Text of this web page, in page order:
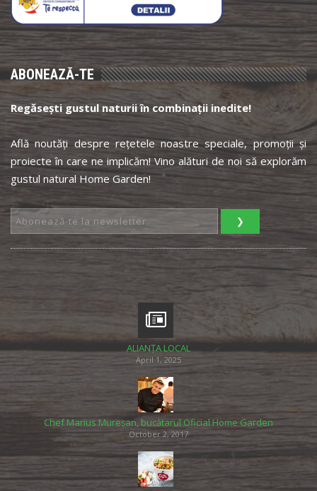
ABONEAZĂ-TE
Regăsești gustul naturii în combinații inedite!
Află noutăți despre rețetele noastre speciale, promoții și
proiecte în care ne implicăm! Vino alături de noi să explorăm
gustul natural Home Garden!
ALIANȚA LOCAL
April 1, 2025
Chef Marius Mureșan, bucătarul Oficial Home Garden
October 2, 2017